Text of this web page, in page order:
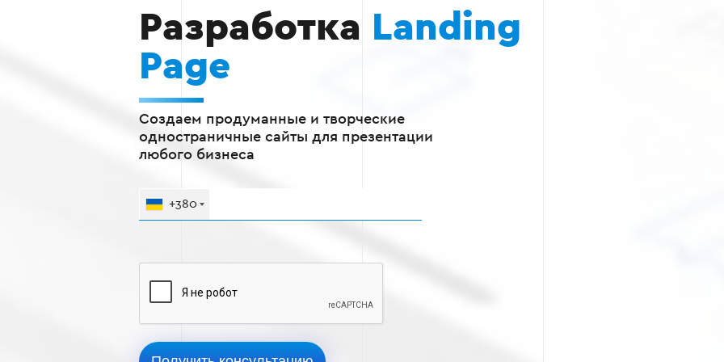
Разработка Landing
Page
Создаем продуманные и творческие
одностраничные сайты для презентации
любого бизнеса
+380